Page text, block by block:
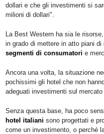
dollari e che gli investimenti si
milioni di dollari".
La Best Western ha sia le
in grado di mettere in atto piani
segmenti di consumatori e
Ancora una volta, la situazione
pochissimi gli hotel che non
adeguati investimenti sul
Senza questa base, ha poco
hotel italiani sono progettati e
come un investimento, o perché